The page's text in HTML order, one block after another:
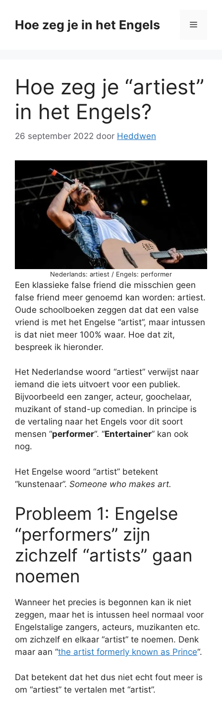
naarHoe zeg je in het Engels Menu
Hoe zeg je “artiest”
in het Engels?
26 september 2022 door Heddwen
Nederlands: artiest / Engels: performer
Een klassieke false friend die misschien geen
false friend meer genoemd kan worden: artiest.
Oude schoolboeken zeggen dat dat een valse
vriend is met het Engelse “artist”, maar intussen
is dat niet meer 100% waar. Hoe dat zit,
bespreek ik hieronder.
Het Nederlandse woord “artiest” verwijst naar
iemand die iets uitvoert voor een publiek.
Bijvoorbeeld een zanger, acteur, goochelaar,
muzikant of stand-up comedian. In principe is
de vertaling naar het Engels voor dit soort
mensen “performer“. “Entertainer” kan ook
nog.
Het Engelse woord “artist” betekent
“kunstenaar”. Someone who makes art.
Probleem 1: Engelse
“performers” zijn
zichzelf “artists” gaan
noemen
Wanneer het precies is begonnen kan ik niet
zeggen, maar het is intussen heel normaal voor
Engelstalige zangers, acteurs, muzikanten etc.
om zichzelf en elkaar “artist” te noemen. Denk
maar aan “the artist formerly known as Prince“.
Dat betekent dat het dus niet echt fout meer is
om “artiest” te vertalen met “artist”.